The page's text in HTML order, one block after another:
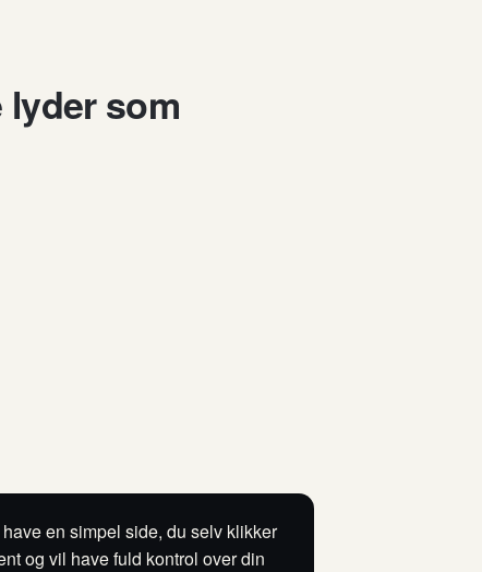
som
en simpel side, du selv klikker
og vil have fuld kontrol over din